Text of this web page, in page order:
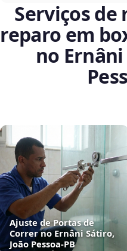
Serviços de
reparo em
no
Ajuste de Portas de
Correr no Ernâni Sátiro,
João Pessoa‑PB